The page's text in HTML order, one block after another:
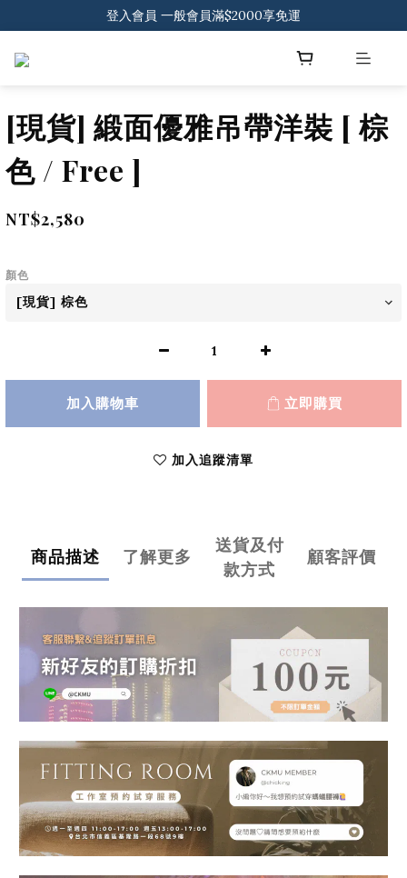
登入會員 一般會員滿$2000享免運
登入會員 一般會員滿$2000享免運
[現貨] 緞面優雅吊帶洋裝 [ 棕
色 / Free ]
NT$2,580
顏色
加入購物車 立即購買
加入追蹤清單
商品描述 了解更多
送貨及付
款方式
顧客評價